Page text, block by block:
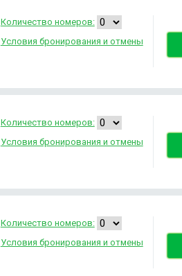
Количество номеров:
Условия бронирования и отмены
Количество номеров:
Условия бронирования и отмены
Количество номеров:
Условия бронирования и отмены